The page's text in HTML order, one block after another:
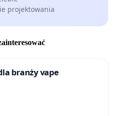
projektowania
branży vape